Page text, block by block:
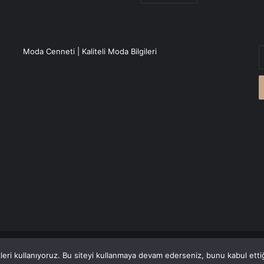
Moda Cenneti | Kaliteli Moda Bilgileri
Canlı Haber'den alınmaktadır.
kullanıyoruz. Bu siteyi kullanmaya devam ederseniz, bunu kabul